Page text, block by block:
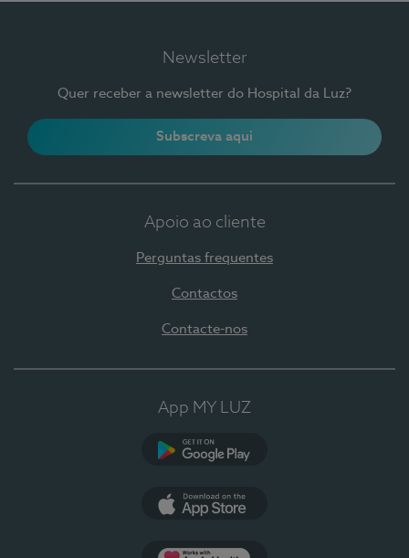
Newsletter
Quer receber a newsletter do Hospital da Luz?
Subscreva aqui
Apoio ao cliente
Perguntas frequentes
Contactos
Contacte-nos
App MY LUZ